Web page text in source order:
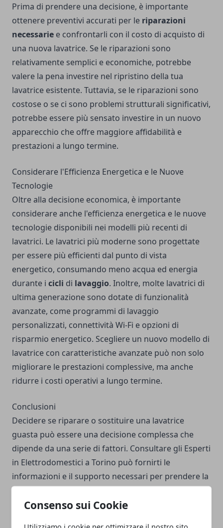
Consenso sui Cookie
Prima di prendere una decisione, è importante
ottenere preventivi accurati per le riparazioni
necessarie e confrontarli con il costo di acquisto di
una nuova lavatrice. Se le riparazioni sono
relativamente semplici e economiche, potrebbe
valere la pena investire nel ripristino della tua
lavatrice esistente. Tuttavia, se le riparazioni sono
costose o se ci sono problemi strutturali significativi,
potrebbe essere più sensato investire in un nuovo
apparecchio che offre maggiore affidabilità e
prestazioni a lungo termine.
Considerare l'Efficienza Energetica e le Nuove
Tecnologie
Oltre alla decisione economica, è importante
considerare anche l'efficienza energetica e le nuove
tecnologie disponibili nei modelli più recenti di
lavatrici. Le lavatrici più moderne sono progettate
per essere più efficienti dal punto di vista
energetico, consumando meno acqua ed energia
durante i cicli di lavaggio. Inoltre, molte lavatrici di
ultima generazione sono dotate di funzionalità
avanzate, come programmi di lavaggio
personalizzati, connettività Wi-Fi e opzioni di
risparmio energetico. Scegliere un nuovo modello di
lavatrice con caratteristiche avanzate può non solo
migliorare le prestazioni complessive, ma anche
ridurre i costi operativi a lungo termine.
Conclusioni
Decidere se riparare o sostituire una lavatrice
guasta può essere una decisione complessa che
dipende da una serie di fattori. Consultare gli Esperti
in Elettrodomestici a Torino può fornirti le
informazioni e il supporto necessari per prendere la
decisione migliore per le tue esigenze e il tuo
budget. Considera l'età e lo stato della tua lavatrice,